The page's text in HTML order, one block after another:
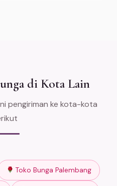
di Kota Lain
pengiriman ke kota-kota
Toko Bunga Palembang